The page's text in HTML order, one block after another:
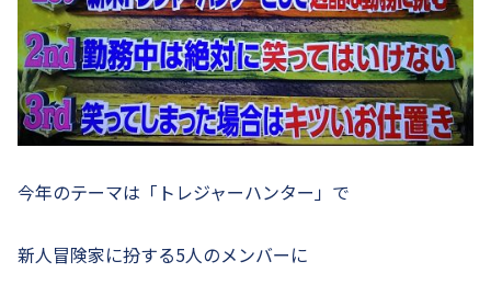
今年のテーマは「トレジャーハンター」で
新人冒険家に扮する5人のメンバーに